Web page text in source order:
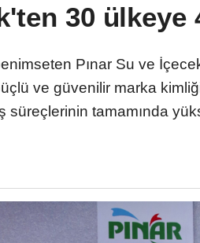
30
Pınar Su ve
ve güvenilir marka
süreçlerinin tamamında